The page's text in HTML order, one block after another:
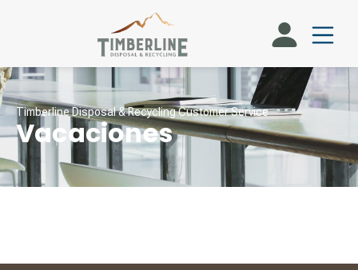
Timberline Disposal & Recycling Customer Service
Vacaciones